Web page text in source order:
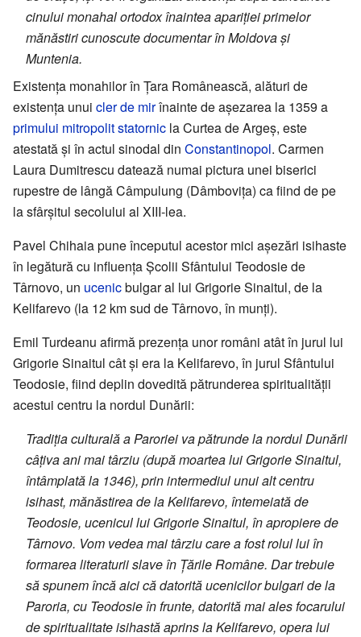
cinului monahal ortodox înaintea apariției primelor
mănăstiri cunoscute documentar în Moldova și
Muntenia.
Existența monahilor în Țara Românească, alături de
existența unui cler de mirînainte de așezarea la 1359 a
primului mitropolit statornic la Curtea de Argeș, este
atestată și în actul sinodal din Constantinopol. Carmen
Laura Dumitrescu datează numai pictura unei biserici
rupestre de lângă Câmpulung (Dâmbovița) ca fiind de pe
la sfârșitul secolului al XIII-lea.
Pavel Chihaia pune începutul acestor mici așezări isihaste
în legătură cu influența Școlii Sfântului Teodosie de
Târnovo, un ucenicbulgar al lui Grigorie Sinaitul, de la
Kelifarevo (la 12 km sud de Târnovo, în munți).
Emil Turdeanu afirmă prezența unor români atât în jurul lui
Grigorie Sinaitul cât și era la Kelifarevo, în jurul Sfântului
Teodosie, fiind deplin dovedită pătrunderea spiritualității
acestui centru la nordul Dunării:
Tradiția culturală a Paroriei va pătrunde la nordul Dunării
câțiva ani mai târziu (după moartea lui Grigorie Sinaitul,
întâmplată la 1346), prin intermediul unui alt centru
isihast, mănăstirea de la Kelifarevo, întemeiată de
Teodosie, ucenicul lui Grigorie Sinaitul, în apropiere de
Târnovo. Vom vedea mai târziu care a fost rolul lui în
formarea literaturii slave în Țările Române. Dar trebuie
să spunem încă aici că datorită ucenicilor bulgari de la
Paroria, cu Teodosie în frunte, datorită mai ales focarului
de spiritualitate isihastă aprins la Kelifarevo, opera lui